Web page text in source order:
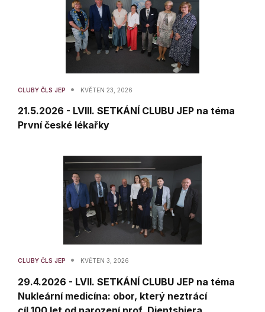
CLUBY ČLS JEP • KVĚTEN 23, 2026
21.5.2026 - LVIII. SETKÁNÍ CLUBU JEP na téma
První české lékařky
CLUBY ČLS JEP • KVĚTEN 3, 2026
29.4.2026 - LVII. SETKÁNÍ CLUBU JEP na téma
Nukleární medicína: obor, který neztrácí